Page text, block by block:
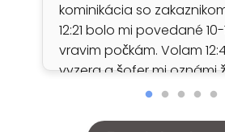
kominikácia so
12:21 bolo mi povedané
vravim počkám. Volam
vyzera a šofer mi oznámi
nestiha prísť. ( po 20